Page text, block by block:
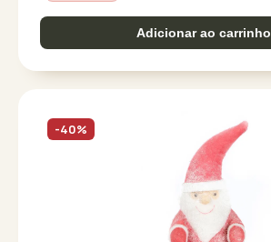
Adicionar ao carrinho
-40%